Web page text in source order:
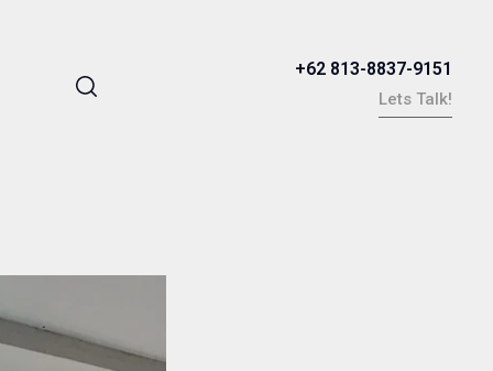
+62 813-8837-9151
Lets Talk!